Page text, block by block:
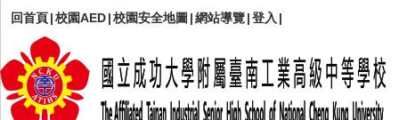
回首頁|校園AED|校園安全地圖 |網站導覽|登入 |